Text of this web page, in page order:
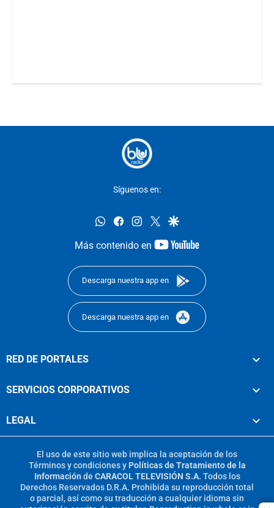
Síguenos en:
whatsappfacebookinstagram
twittergoogle
Más contenido en
youtube-
Descarga nuestra app en
Descarga nuestra app en
RED DE PORTALES
SERVICIOS CORPORATIVOS
LEGAL
El uso de este sitio web implica la aceptación de los
Términos y condicionesy Políticas de Tratamiento de la
Información de CARACOL TELEVISIÓN S.A. Todos los
Derechos Reservados D.R.A. Prohibida su reproducción total
o parcial, así como su traducción a cualquier idioma sin